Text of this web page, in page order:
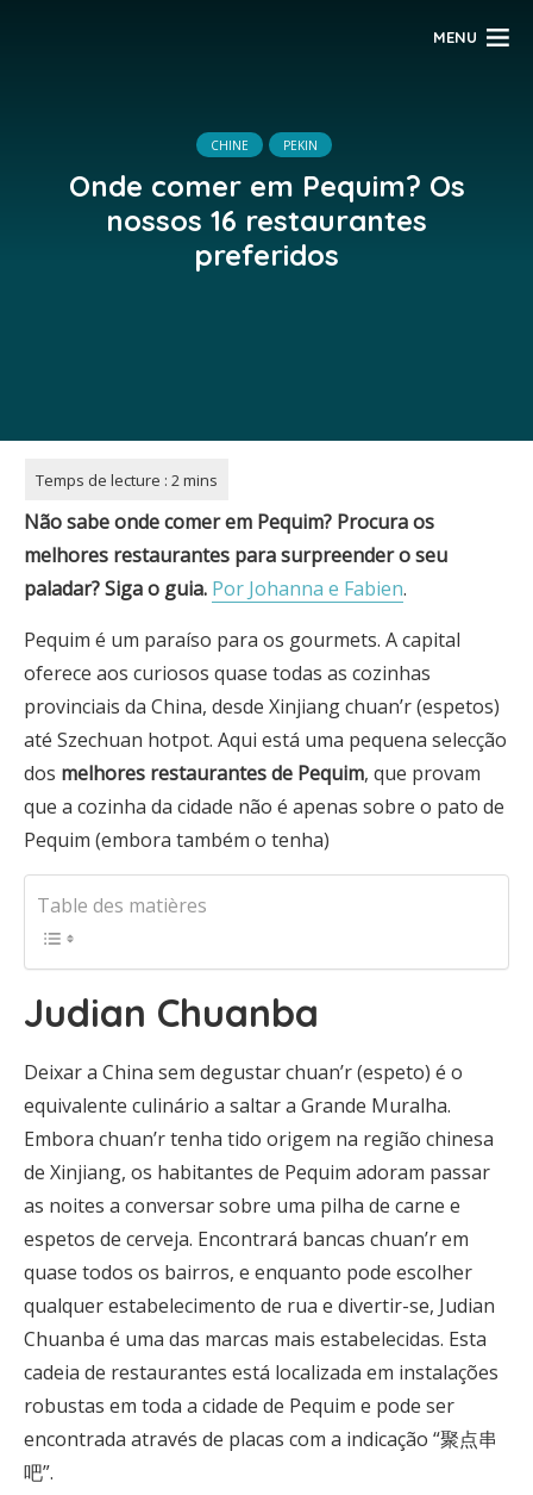
MENU
CHINE PEKIN
Onde comer em Pequim? Os
nossos 16 restaurantes
preferidos
Não sabe onde comer em Pequim? Procura os
melhores restaurantes para surpreender o seu
paladar? Siga o guia. Por Johanna e Fabien.
Pequim é um paraíso para os gourmets. A capital
oferece aos curiosos quase todas as cozinhas
provinciais da China, desde Xinjiang chuan’r (espetos)
até Szechuan hotpot. Aqui está uma pequena selecção
dos melhores restaurantes de Pequim, que provam
que a cozinha da cidade não é apenas sobre o pato de
Pequim (embora também o tenha)
Table des matières
Judian Chuanba
Deixar a China sem degustar chuan’r (espeto) é o
equivalente culinário a saltar a Grande Muralha.
Embora chuan’r tenha tido origem na região chinesa
de Xinjiang, os habitantes de Pequim adoram passar
as noites a conversar sobre uma pilha de carne e
espetos de cerveja. Encontrará bancas chuan’r em
quase todos os bairros, e enquanto pode escolher
qualquer estabelecimento de rua e divertir-se, Judian
Chuanba é uma das marcas mais estabelecidas. Esta
cadeia de restaurantes está localizada em instalações
robustas em toda a cidade de Pequim e pode ser
encontrada através de placas com a indicação “聚点串
吧”.